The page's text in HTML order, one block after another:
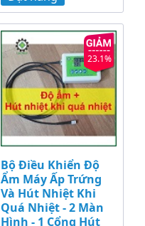
23.1%
Bộ Điều Khiển Độ
Ẩm Máy Ấp Trứng
Và Hút Nhiệt Khi
Quá Nhiệt - 2 Màn
Hình - 1 Cổng Hút